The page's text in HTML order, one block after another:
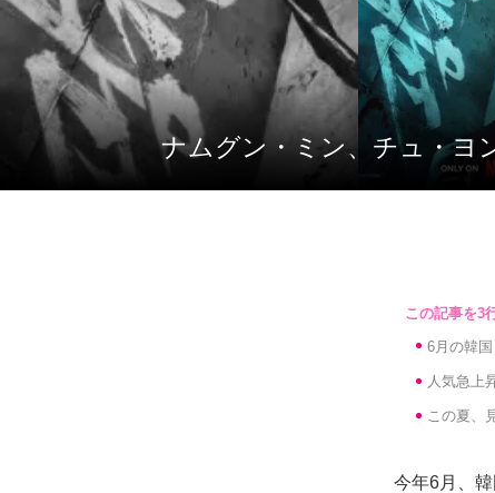
ナムグン・ミン、チュ・
6月の韓
人気急上
この夏、
今年6月、